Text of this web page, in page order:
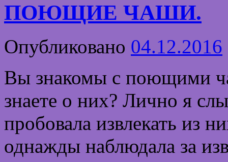
ПОЮЩИЕ ЧАШИ.
Опубликовано 04.12.2016
Вы знакомы с поющими
знаете о них? Лично я
пробовала извлекать из
однажды наблюдала за